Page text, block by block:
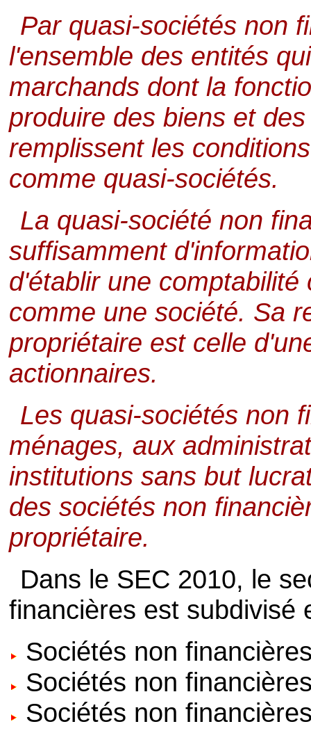
Par quasi-sociétés non
l'ensemble des entités
marchands dont la
produire des biens et
remplissent les
comme quasi-sociétés.
La quasi-société non
suffisamment
d'établir une
comme une société. Sa
propriétaire est celle
actionnaires.
Les quasi-sociétés non
ménages, aux
institutions sans but
des sociétés non
propriétaire.
Dans le SEC 2010, le
financières est subdivisé
Sociétés non
Sociétés non
Sociétés non